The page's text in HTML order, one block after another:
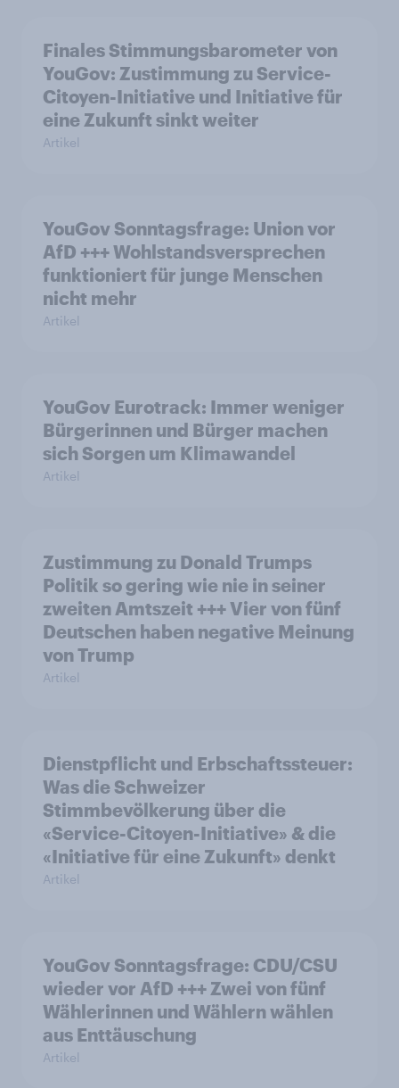
Finales Stimmungsbarometer von
YouGov: Zustimmung zu Service-
Citoyen-Initiative und Initiative für
eine Zukunft sinkt weiter
Artikel
YouGov Sonntagsfrage: Union vor
AfD +++ Wohlstandsversprechen
funktioniert für junge Menschen
nicht mehr
Artikel
YouGov Eurotrack: Immer weniger
Bürgerinnen und Bürger machen
sich Sorgen um Klimawandel
Artikel
Zustimmung zu Donald Trumps
Politik so gering wie nie in seiner
zweiten Amtszeit +++ Vier von fünf
Deutschen haben negative Meinung
von Trump
Artikel
Dienstpflicht und Erbschaftssteuer:
Was die Schweizer
Stimmbevölkerung über die
«Service-Citoyen-Initiative» & die
«Initiative für eine Zukunft» denkt
Artikel
YouGov Sonntagsfrage: CDU/CSU
wieder vor AfD +++ Zwei von fünf
Wählerinnen und Wählern wählen
aus Enttäuschung
Artikel